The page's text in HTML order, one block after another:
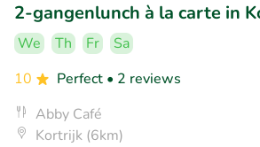
2-gangenlunch à la carte in
We Th Fr
Sa
10
Perfect • 2 reviews
Abby Café
Kortrijk (6km)